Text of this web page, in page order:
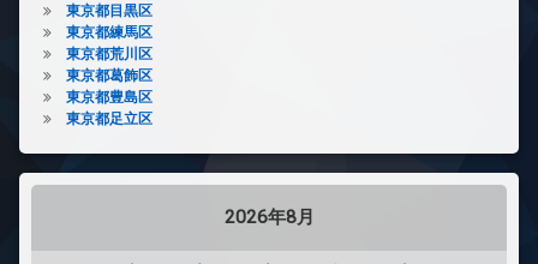
東京都目黒区
東京都練馬区
東京都荒川区
東京都葛飾区
東京都豊島区
東京都足立区
2026年8月